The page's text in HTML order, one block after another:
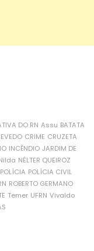
DO RN Assu BATATA
CRIME CRUZETA
INCÊNDIO JARDIM DE
NÉLTER QUEIROZ
POLÍCIA POLÍCIA CIVIL
ROBERTO GERMANO
Temer UFRN Vivaldo